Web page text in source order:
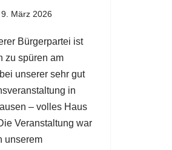
9. März 2026
Bürgerpartei ist
zu spüren am
unserer sehr gut
in
– volles Haus
Veranstaltung war
unserem